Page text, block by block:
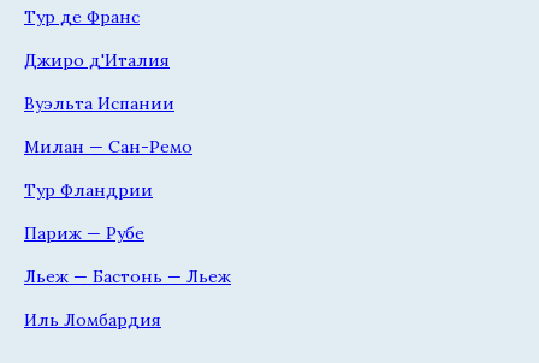
Тур де Франс
Джиро д'Италия
Вуэльта Испании
Милан — Сан-Ремо
Тур Фландрии
Париж — Рубе
Льеж — Бастонь — Льеж
Иль Ломбардия